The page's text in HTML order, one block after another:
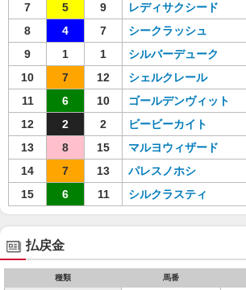
7
5 9 レディサクシード
8
4 7 シークラッシュ
9
1 1 シルバーデューク
10
7 12 シェルクレール
11
6 10 ゴールデンヴィット
12
2 2 ビービーカイト
13
8 15 マルヨウィザード
14
7 13 パレスノホシ
15
6 11 シルクラスティ
払戻金
種類 馬番